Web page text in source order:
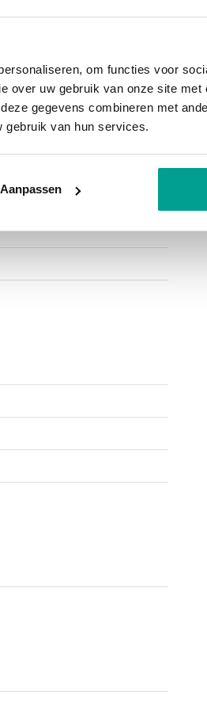
om functies voor
over uw gebruik van onze site
gegevens combineren met
gebruik van hun services.
Aanpassen